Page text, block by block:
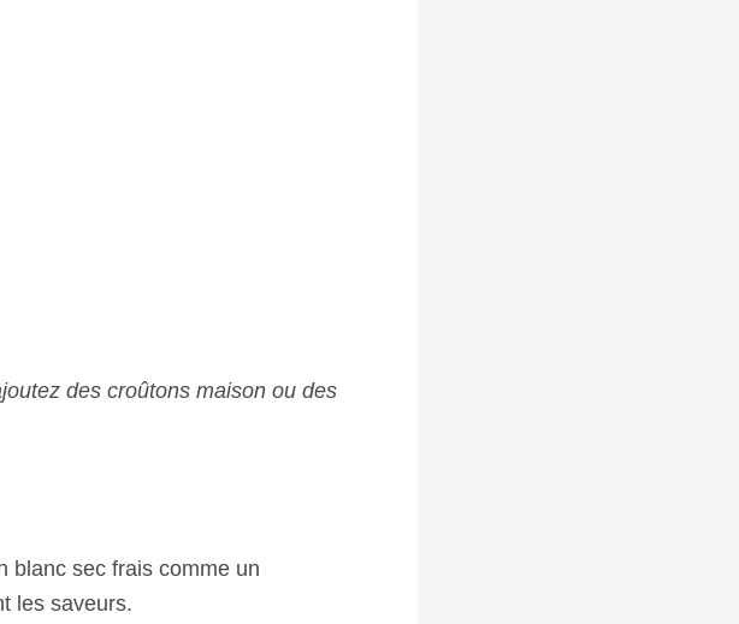
des croûtons maison ou des
blanc sec frais comme un
les saveurs.